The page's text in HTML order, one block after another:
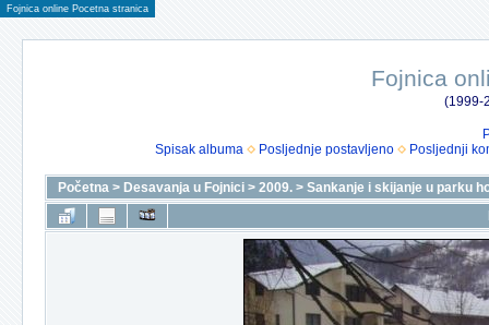
Fojnica online Pocetna stranica
Fojnica
(1999-
Spisak albuma
Posljednje postavljeno Posljednji
Početna > Desavanja u Fojnici > 2009. > Sankanje i skijanje u parku